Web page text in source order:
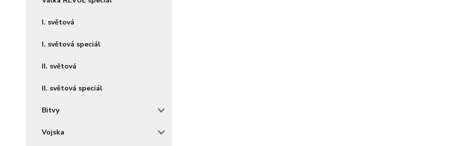
I. světová
I. světová speciál
II. světová
II. světová speciál
Bitvy
Vojska